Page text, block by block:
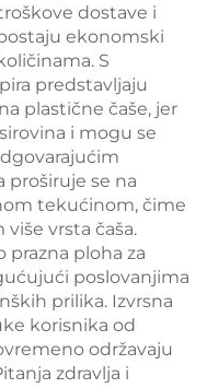
dostave i
ekonomski
S
predstavljaju
plastične čaše, jer
i mogu se
proširuje se na
tekućinom, čime
vrsta čaša.
prazna ploha za
poslovanjima
prilika. Izvrsna
korisnika od
održavaju
zdravlja i